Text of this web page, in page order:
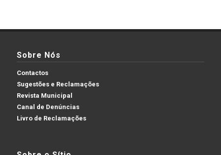
Sobre Nós
Contactos
Sugestões e Reclamações
Revista Municipal
Canal de Denúncias
Livro de Reclamações